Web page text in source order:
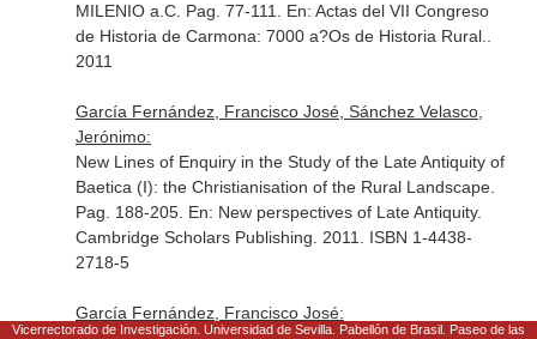
MILENIO a.C. Pag. 77-111. En: Actas del VII Congreso
de Historia de Carmona: 7000 a?Os de Historia Rural.
2011
García Fernández, Francisco José, Sánchez Velasco,
Jerónimo:
New Lines of Enquiry in the Study of the Late Antiquity of
Baetica (I): the Christianisation of the Rural Landscape.
Pag. 188-205. En: New perspectives of Late Antiquity.
Cambridge Scholars Publishing. 2011. ISBN 1-4438-
2718-5
García Fernández, Francisco José:
Vicerrectorado de Investigación. Universidad de Sevilla. Pabellón de Brasil. Paseo de las